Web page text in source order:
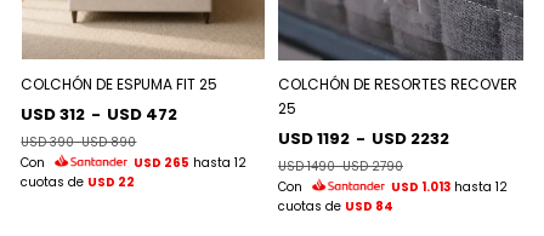
COLCHÓN DE ESPUMA FIT 25
USD 312 - USD 472
USD 390-USD 890
Con
USD 265 hasta 12
cuotas de USD 22
COLCHÓN DE RESORTES RECOVER
25
USD 1192 - USD 2232
USD 1490-USD 2790
Con
USD 1.013 hasta 12
cuotas de USD 84